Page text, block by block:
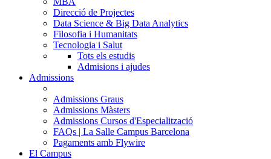
Direcció de Projectes
Data Science & Big Data Analytics
Filosofia i Humanitats
Tecnologia i Salut
Tots els estudis
Admisions i ajudes
Admissions
Admissions Graus
Admissions Màsters
Admissions Cursos d'Especialització
FAQs | La Salle Campus Barcelona
Pagaments amb Flywire
El Campus